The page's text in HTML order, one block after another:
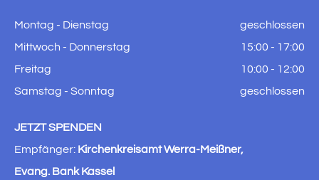
Montag - Dienstag
geschlossen
Mittwoch - Donnerstag
15:00 - 17:00
Freitag
10:00 - 12:00
Samstag - Sonntag
geschlossen
JETZT SPENDEN
Empfänger: Kirchenkreisamt Werra-Meißner,
Evang. Bank Kassel